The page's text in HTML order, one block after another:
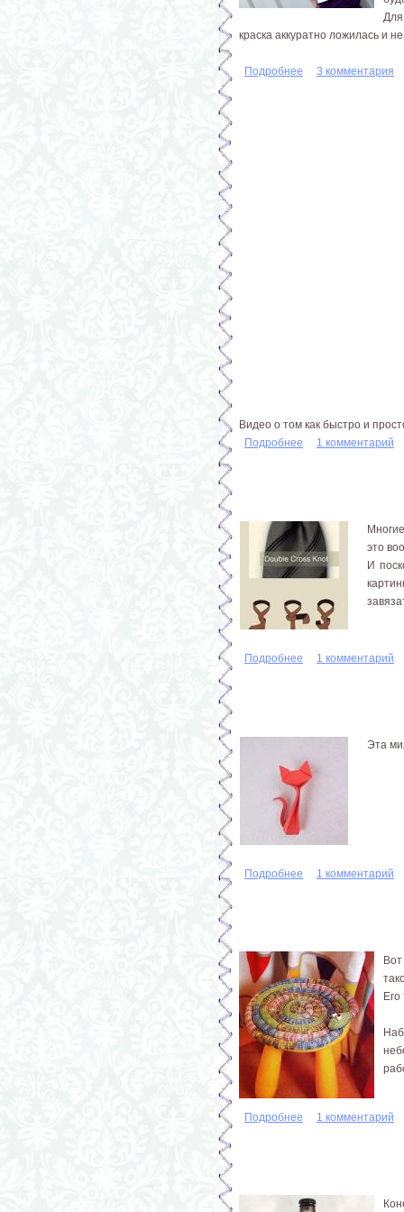
Для
краска аккуратно ложилась и
Подробнее о Роспись
3 комментария
Видео о том как быстро и
Подробнее о Костюм на
1 комментарий
это
И
Подробнее о Как завязать
1 комментарий
Эта
Подробнее о Кошечка оригами
1 комментарий
Подробнее о Вязаный коврик-
1 комментарий